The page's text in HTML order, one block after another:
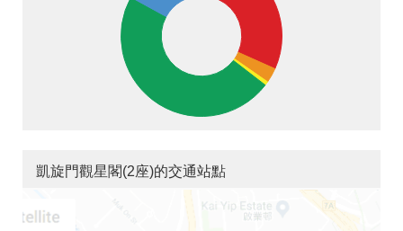
凱旋門觀星閣(2座)的交通站點